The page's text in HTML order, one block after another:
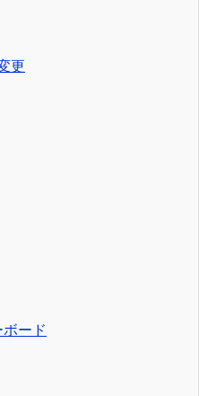
更
ード